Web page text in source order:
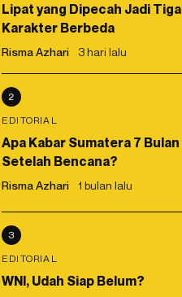
Lipat yang Dipecah Jadi Tiga
Karakter Berbeda
Risma Azhari 3 hari lalu
2
EDITORIAL
Apa Kabar Sumatera 7 Bulan
Setelah Bencana?
Risma Azhari 1 bulan lalu
3
EDITORIAL
WNI, Udah Siap Belum?